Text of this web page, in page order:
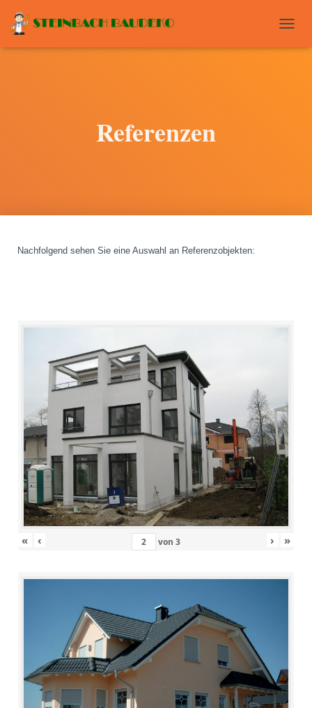
O
Referenzen
Nachfolgend sehen Sie eine Auswahl an Referenzobjekten:
« ‹ von 3 › »